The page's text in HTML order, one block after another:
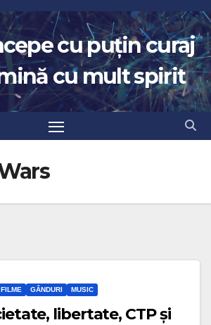
cu puțin curaj
cu mult spirit
FILME GÂNDURI MUSIC
libertate, CTP și